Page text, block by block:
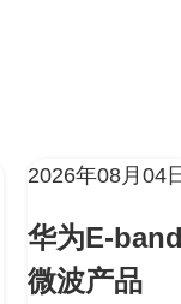
2026年08月04
华为E-
微波产品